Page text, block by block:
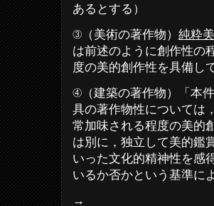
あるとする）
③（美術の著作物） 純粋
は前述のように創作性の
度の美的創作性を具備し
④（建築の著作物）「本
具の著作物性については
常加味される程度の美的
は別に，独立して美的鑑
いった文化的精神性を感
いるか否かという基準に
→